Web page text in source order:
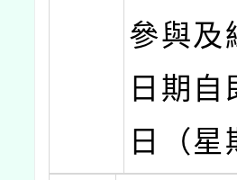
參與及
日期
日（